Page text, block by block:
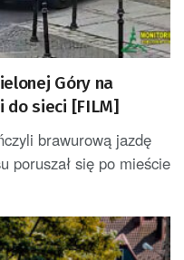
Góry na
do sieci [FILM]
brawurową jazdę
poruszał się po mieście